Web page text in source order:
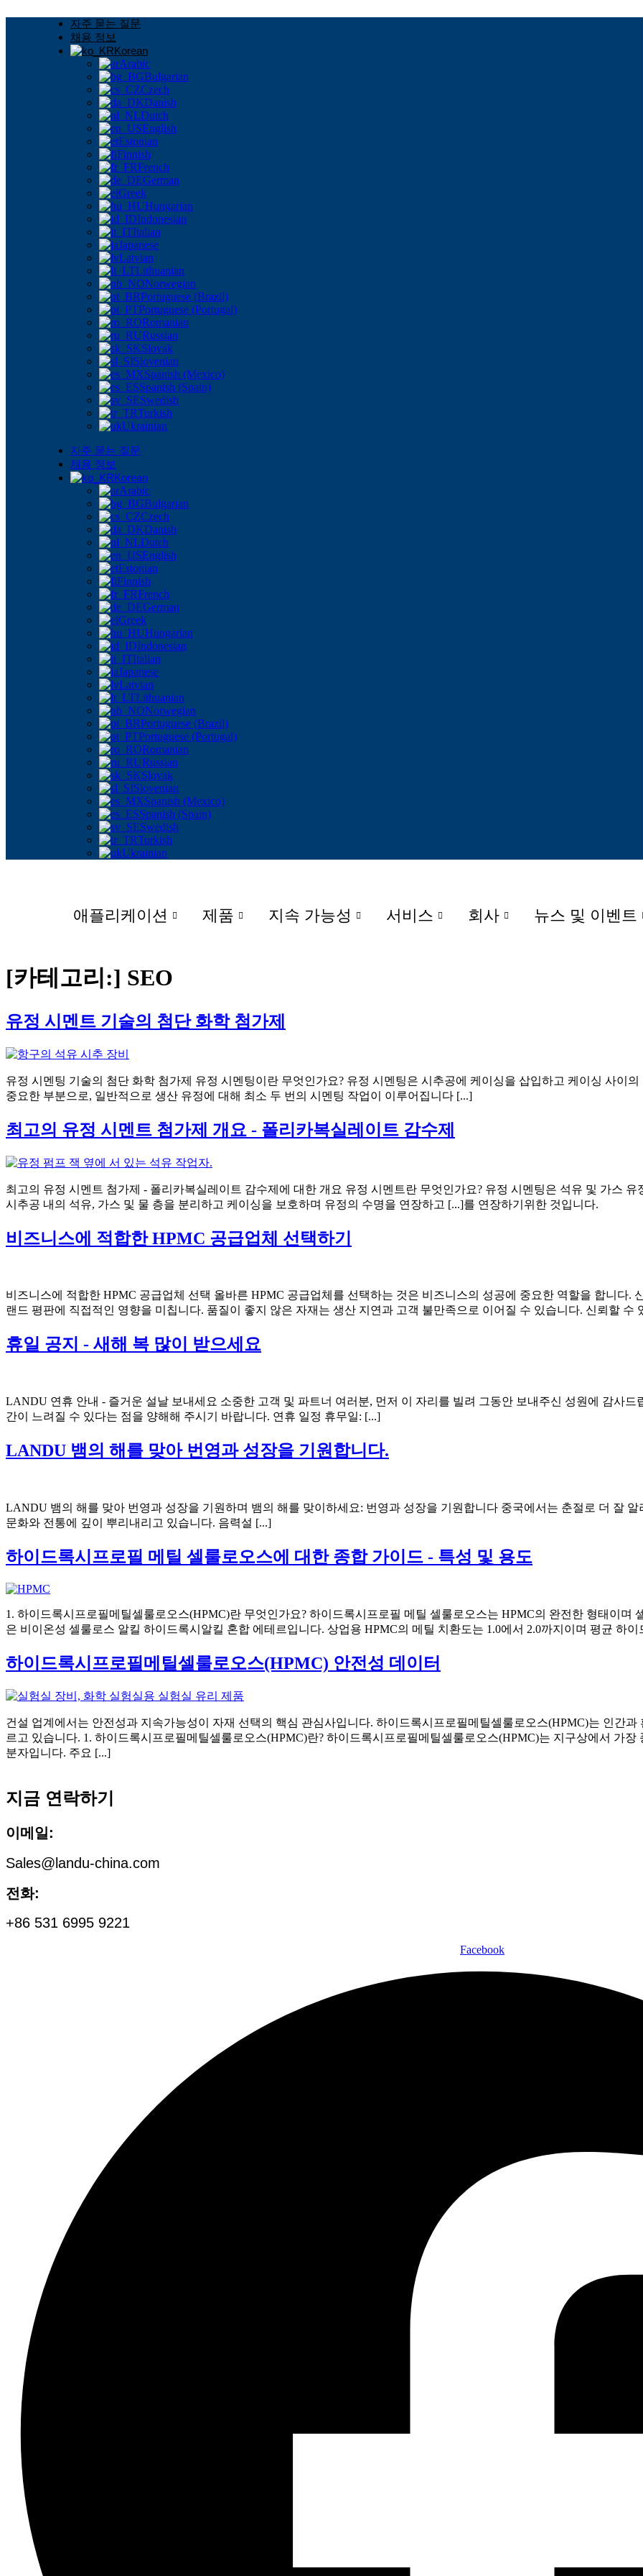
자주 묻는 질문
채용 정보
Korean
Arabic
Bulgarian
Czech
Danish
Dutch
English
Estonian
Finnish
French
German
Greek
Hungarian
Indonesian
Italian
Japanese
Latvian
Lithuanian
Norwegian
Portuguese (Brazil)
Portuguese (Portugal)
Romanian
Russian
Slovak
Slovenian
Spanish (Mexico)
Spanish (Spain)
Swedish
Turkish
Ukrainian
자주 묻는 질문
채용 정보
Korean
Arabic
Bulgarian
Czech
Danish
Dutch
English
Estonian
Finnish
French
German
Greek
Hungarian
Indonesian
Italian
Japanese
Latvian
Lithuanian
Norwegian
Portuguese (Brazil)
Portuguese (Portugal)
Romanian
Russian
Slovak
Slovenian
Spanish (Mexico)
Spanish (Spain)
Swedish
Turkish
Ukrainian
애플리케이션 제품 지속 가능성 서비스 회사 뉴스 및 이벤트
[카테고리:] SEO
유정 시멘트 기술의 첨단 화학 첨가제
유정 시멘팅 기술의 첨단 화학 첨가제 유정 시멘팅이란 무엇인가요? 유정 시멘팅은 시추공에 케이싱을 삽입하고 케이싱 사이
중요한 부분으로, 일반적으로 생산 유정에 대해 최소 두 번의 시멘팅 작업이 이루어집니다 [...]
최고의 유정 시멘트 첨가제 개요 - 폴리카복실레이트 감수제
최고의 유정 시멘트 첨가제 - 폴리카복실레이트 감수제에 대한 개요 유정 시멘트란 무엇인가요? 유정 시멘팅은 석유 및 가스
시추공 내의 석유, 가스 및 물 층을 분리하고 케이싱을 보호하며 유정의 수명을 연장하고 [...]를 연장하기위한 것입니다.
비즈니스에 적합한 HPMC 공급업체 선택하기
비즈니스에 적합한 HPMC 공급업체 선택 올바른 HPMC 공급업체를 선택하는 것은 비즈니스의 성공에 중요한 역할을 합니다.
랜드 평판에 직접적인 영향을 미칩니다. 품질이 좋지 않은 자재는 생산 지연과 고객 불만족으로 이어질 수 있습니다. 신뢰할
휴일 공지 - 새해 복 많이 받으세요
LANDU 연휴 안내 - 즐거운 설날 보내세요 소중한 고객 및 파트너 여러분, 먼저 이 자리를 빌려 그동안 보내주신 성원에 감사
간이 느려질 수 있다는 점을 양해해 주시기 바랍니다. 연휴 일정 휴무일: [...]
LANDU 뱀의 해를 맞아 번영과 성장을 기원합니다.
LANDU 뱀의 해를 맞아 번영과 성장을 기원하며 뱀의 해를 맞이하세요: 번영과 성장을 기원합니다 중국에서는 춘절로 더 잘
문화와 전통에 깊이 뿌리내리고 있습니다. 음력설 [...]
하이드록시프로필 메틸 셀룰로오스에 대한 종합 가이드 - 특성 및 용도
1. 하이드록시프로필메틸셀룰로오스(HPMC)란 무엇인가요? 하이드록시프로필 메틸 셀룰로오스는 HPMC의 완전한 형태이며
은 비이온성 셀룰로스 알킬 하이드록시알킬 혼합 에테르입니다. 상업용 HPMC의 메틸 치환도는 1.0에서 2.0까지이며 평균 하
하이드록시프로필메틸셀룰로오스(HPMC) 안전성 데이터
건설 업계에서는 안전성과 지속가능성이 자재 선택의 핵심 관심사입니다. 하이드록시프로필메틸셀룰로오스(HPMC)는 인간
르고 있습니다. 1. 하이드록시프로필메틸셀룰로오스(HPMC)란? 하이드록시프로필메틸셀룰로오스(HPMC)는 지구상에서 가
분자입니다. 주요 [...]
지금 연락하기
이메일:
Sales@landu-china.com
전화:
+86 531 6995 9221
Facebook